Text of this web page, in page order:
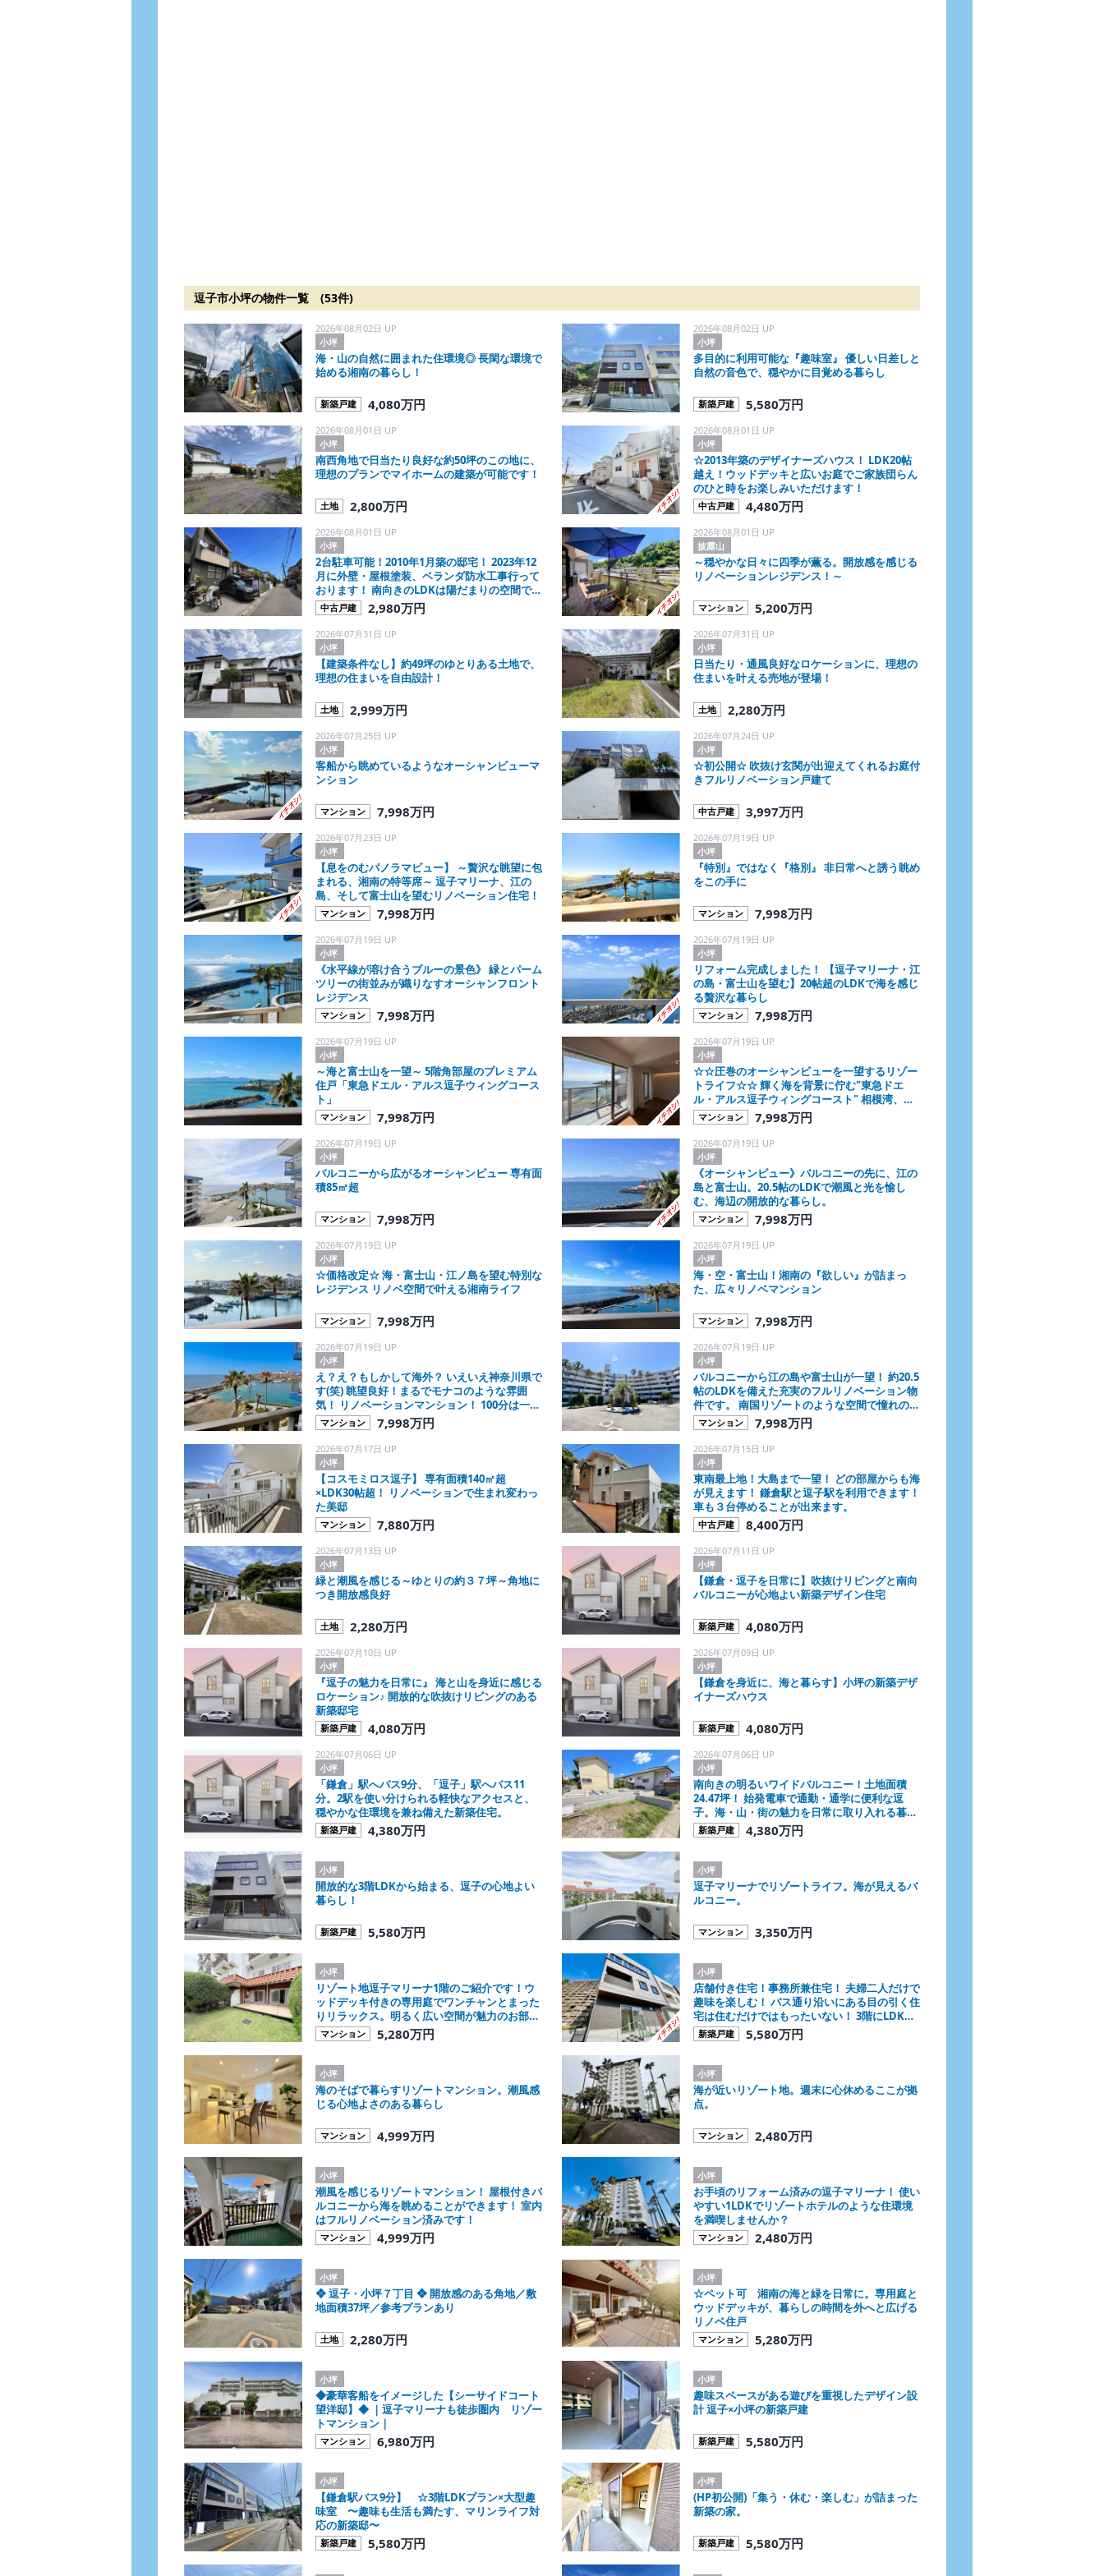
逗子市小坪の物件一覧 (53件)
2026年08月02日 UP
小坪
海・山の自然に囲まれた住環境◎ 長閑な環境で
始める湘南の暮らし！
新築戸建 4,080万円
2026年08月02日 UP
小坪
多目的に利用可能な『趣味室』 優しい日差しと
自然の音色で、穏やかに目覚める暮らし
新築戸建 5,580万円
2026年08月01日 UP
小坪
南西角地で日当たり良好な約50坪のこの地に、
理想のプランでマイホームの建築が可能です！
土地 2,800万円
2026年08月01日 UP
小坪
☆2013年築のデザイナーズハウス！ LDK20帖
越え！ウッドデッキと広いお庭でご家族団らん
のひと時をお楽しみいただけます！
中古戸建 4,480万円
2026年08月01日 UP
小坪
2台駐車可能！2010年1月築の邸宅！ 2023年12
月に外壁・屋根塗装、ベランダ防水工事行って
おります！ 南向きのLDKは陽だまりの空間です
♪中古戸建 2,980万円
2026年08月01日 UP
披露山
～穏やかな日々に四季が薫る。開放感を感じる
リノベーションレジデンス！～
マンション 5,200万円
2026年07月31日 UP
小坪
【建築条件なし】約49坪のゆとりある土地で、
理想の住まいを自由設計！
土地 2,999万円
2026年07月31日 UP
小坪
日当たり・通風良好なロケーションに、理想の
住まいを叶える売地が登場！
土地 2,280万円
2026年07月25日 UP
小坪
客船から眺めているようなオーシャンビューマ
ンション
マンション 7,998万円
2026年07月24日 UP
小坪
☆初公開☆ 吹抜け玄関が出迎えてくれるお庭付
きフルリノベーション戸建て
中古戸建 3,997万円
2026年07月23日 UP
小坪
【息をのむパノラマビュー】 ～贅沢な眺望に包
まれる、湘南の特等席～ 逗子マリーナ、江の
島、そして富士山を望むリノベーション住宅！
マンション 7,998万円
2026年07月19日 UP
小坪
『特別』ではなく『格別』 非日常へと誘う眺め
をこの手に
マンション 7,998万円
2026年07月19日 UP
小坪
《水平線が溶け合うブルーの景色》 緑とパーム
ツリーの街並みが織りなすオーシャンフロント
レジデンス
マンション 7,998万円
2026年07月19日 UP
小坪
リフォーム完成しました！ 【逗子マリーナ・江
の島・富士山を望む】20帖超のLDKで海を感じ
る贅沢な暮らし
マンション 7,998万円
2026年07月19日 UP
小坪
～海と富士山を一望～ 5階角部屋のプレミアム
住戸「東急ドエル・アルス逗子ウィングコース
ト」
マンション 7,998万円
2026年07月19日 UP
小坪
☆☆圧巻のオーシャンビューを一望するリゾー
トライフ☆☆ 輝く海を背景に佇む"東急ドエ
ル・アルス逗子ウィングコースト" 相模湾、江
ノ島、富士山を最前列で望む湘南ライフを満喫
するお部屋でございます！
マンション 7,998万円
2026年07月19日 UP
小坪
バルコニーから広がるオーシャンビュー 専有面
積85㎡超
マンション 7,998万円
2026年07月19日 UP
小坪
《オーシャンビュー》バルコニーの先に、江の
島と富士山。20.5帖のLDKで潮風と光を愉し
む、海辺の開放的な暮らし。
マンション 7,998万円
2026年07月19日 UP
小坪
☆価格改定☆ 海・富士山・江ノ島を望む特別な
レジデンス リノベ空間で叶える湘南ライフ
マンション 7,998万円
2026年07月19日 UP
小坪
海・空・富士山！湘南の『欲しい』が詰まっ
た、広々リノベマンション
マンション 7,998万円
2026年07月19日 UP
小坪
え？え？もしかして海外？ いえいえ神奈川県で
す(笑) 眺望良好！まるでモナコのような雰囲
気！ リノベーションマンション！ 100分は一見
にしかず！まずは見てください！ いつ見るの？
今でしょ！
マンション 7,998万円
2026年07月19日 UP
小坪
バルコニーから江の島や富士山が一望！ 約20.5
帖のLDKを備えた充実のフルリノベーション物
件です。 南国リゾートのような空間で憧れの海
沿いライフを始めませんか？
マンション 7,998万円
2026年07月17日 UP
小坪
【コスモミロス逗子】 専有面積140㎡超
×LDK30帖超！ リノベーションで生まれ変わっ
た美邸
マンション 7,880万円
2026年07月15日 UP
小坪
東南最上地！大島まで一望！ どの部屋からも海
が見えます！ 鎌倉駅と逗子駅を利用できます！
車も３台停めることが出来ます。
中古戸建 8,400万円
2026年07月13日 UP
小坪
緑と潮風を感じる～ゆとりの約３７坪～角地に
つき開放感良好
土地 2,280万円
2026年07月11日 UP
小坪
【鎌倉・逗子を日常に】吹抜けリビングと南向
バルコニーが心地よい新築デザイン住宅
新築戸建 4,080万円
2026年07月10日 UP
小坪
『逗子の魅力を日常に』 海と山を身近に感じる
ロケーション♪ 開放的な吹抜けリビングのある
新築邸宅
新築戸建 4,080万円
2026年07月09日 UP
小坪
【鎌倉を身近に、海と暮らす】小坪の新築デザ
イナーズハウス
新築戸建 4,080万円
2026年07月06日 UP
小坪
「鎌倉」駅へバス9分、「逗子」駅へバス11
分。2駅を使い分けられる軽快なアクセスと、
穏やかな住環境を兼ね備えた新築住宅。
新築戸建 4,380万円
2026年07月06日 UP
小坪
南向きの明るいワイドバルコニー！土地面積
24.47坪！ 始発電車で通勤・通学に便利な逗
子。海・山・街の魅力を日常に取り入れる暮ら
しが叶います！
新築戸建 4,380万円
小坪
開放的な3階LDKから始まる、逗子の心地よい
暮らし！
新築戸建 5,580万円
小坪
逗子マリーナでリゾートライフ。海が見えるバ
ルコニー。
マンション 3,350万円
小坪
リゾート地逗子マリーナ1階のご紹介です！ウ
ッドデッキ付きの専用庭でワンチャンとまった
りリラックス。明るく広い空間が魅力のお部
屋。セカンドハウスにいかがでしょうか。
マンション 5,280万円
小坪
店舗付き住宅！事務所兼住宅！ 夫婦二人だけで
趣味を楽しむ！ バス通り沿いにある目の引く住
宅は住むだけではもったいない！ 3階にLDKと
いうこだわりのある新築住宅に大きな可能性を
感じます！
新築戸建 5,580万円
小坪
海のそばで暮らすリゾートマンション。潮風感
じる心地よさのある暮らし
マンション 4,999万円
小坪
海が近いリゾート地。週末に心休めるここが拠
点。
マンション 2,480万円
小坪
潮風を感じるリゾートマンション！ 屋根付きバ
ルコニーから海を眺めることができます！ 室内
はフルリノベーション済みです！
マンション 4,999万円
小坪
お手頃のリフォーム済みの逗子マリーナ！ 使い
やすい1LDKでリゾートホテルのような住環境
を満喫しませんか？
マンション 2,480万円
小坪
❖ 逗子・小坪７丁目 ❖ 開放感のある角地／敷
地面積37坪／参考プランあり
土地 2,280万円
小坪
☆ペット可 湘南の海と緑を日常に。専用庭と
ウッドデッキが、暮らしの時間を外へと広げる
リノベ住戸
マンション 5,280万円
小坪
◆豪華客船をイメージした【シーサイドコート
望洋邸】◆ ｜逗子マリーナも徒歩圏内 リゾー
トマンション｜
マンション 6,980万円
小坪
趣味スペースがある遊びを重視したデザイン設
計 逗子×小坪の新築戸建
新築戸建 5,580万円
小坪
【鎌倉駅バス9分】 ☆3階LDKプラン×大型趣
味室 〜趣味も生活も満たす、マリンライフ対
応の新築邸〜
新築戸建 5,580万円
小坪
(HP初公開)「集う・休む・楽しむ」が詰まった
新築の家。
新築戸建 5,580万円